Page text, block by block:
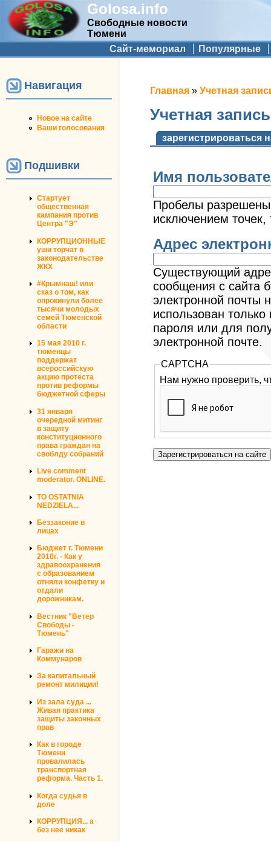
Golosa.info
Свободные новости
Тюмени
Дополнительное меню
Сайт-мемориал Популярные
Навигация
Новое на сайте
Ваши голосования
Подшивки
Стартует
общественная
кампания против
Центра "Э"
КОРРУПЦИОННЫЕ
уши торчат в
законодательстве
ЖКХ
#Крымнаш! или
сказ о том, как
опрокинули более
тысячи молодых
семей Тюменской
области
15 мая 2010 г.
тюменцы
поддержат
всероссийскую
акцию протеста
против реформы
бюджетной сферы
31 января
очередной митинг
в защиту
конституционного
права граждан на
своблду собраний
Live comment
moderator. ONLINE.
TO OSTATNIA
NEDZIELA...
Беззаконие в
лицах
Бюджет г. Тюмени
2010г. - Как у
здравоохранения
с образованием
отняли конфетку и
отдали
дорожникам.
Вестник "Ветер
Свободы -
Тюмень"
Гаражи на
Коммунаров
За капитальный
ремонт милиции!
Из зала суда ...
Живая практика
защиты законных
прав
Как в городе
Тюмени
провалилась
транспортная
реформа. Часть 1.
Когда судья в
доле
КОРРУПЦИЯ... а
без нее никак
Вы здесь
Главная » Учетная
Учетная
Главные
зарегистрироваться
Имя
Пробелы
исключением точек,
Адрес
Существующий
сообщения с сайта
электронной почты
использован
пароля или для
электронной почте.
CAPTCHA
Нам нужно проверить,